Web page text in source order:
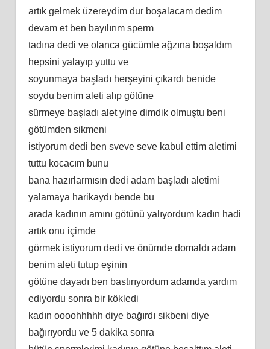
artık gelmek üzereydim dur boşalacam dedim
devam et ben bayılırım sperm
tadına dedi ve olanca gücümle ağzına boşaldım
hepsini yalayıp yuttu ve
soyunmaya başladı herşeyini çıkardı benide
soydu benim aleti alıp götüne
sürmeye başladı alet yine dimdik olmuştu beni
götümden sikmeni
istiyorum dedi ben sveve seve kabul ettim aletimi
tuttu kocacım bunu
bana hazırlarmısın dedi adam başladı aletimi
yalamaya harikaydı bende bu
arada kadının amını götünü yalıyordum kadın hadi
artık onu içimde
görmek istiyorum dedi ve önümde domaldı adam
benim aleti tutup eşinin
götüne dayadı ben bastırıyordum adamda yardım
ediyordu sonra bir kökledi
kadın oooohhhhh diye bağırdı sikbeni diye
bağırıyordu ve 5 dakika sonra